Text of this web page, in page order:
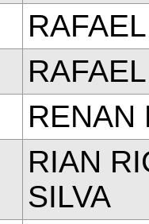
RENAN
RIAN
SILVA